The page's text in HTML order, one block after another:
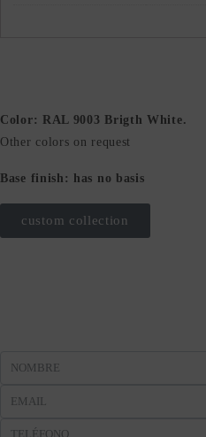
Color: RAL 9003 Brigth White.
Other colors on request
Base finish: has no basis
custom collection